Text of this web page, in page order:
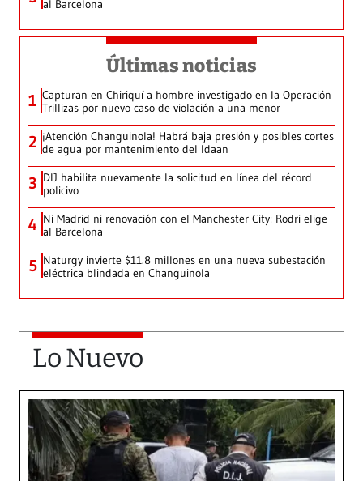
al Barcelona
Últimas noticias
1 Capturan en Chiriquí a hombre investigado en la Operación
Trillizas por nuevo caso de violación a una menor
2 ¡Atención Changuinola! Habrá baja presión y posibles cortes
de agua por mantenimiento del Idaan
3 DIJ habilita nuevamente la solicitud en línea del récord
policivo
4 Ni Madrid ni renovación con el Manchester City: Rodri elige
al Barcelona
5 Naturgy invierte $11.8 millones en una nueva subestación
eléctrica blindada en Changuinola
Lo Nuevo